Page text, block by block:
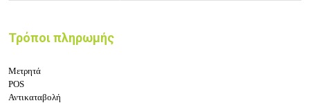
Τρόποι πληρωμής
Μετρητά
POS
Αντικαταβολή